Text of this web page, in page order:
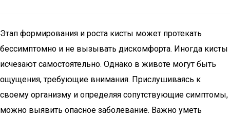
Этап формирования и роста кисты может протекать
бессимптомно и не вызывать дискомфорта. Иногда кисты
исчезают самостоятельно. Однако в животе могут быть
ощущения, требующие внимания. Прислушиваясь к
своему организму и определяя сопутствующие симптомы,
можно выявить опасное заболевание. Важно уметь